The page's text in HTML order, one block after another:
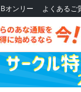
オンリー よくあるご